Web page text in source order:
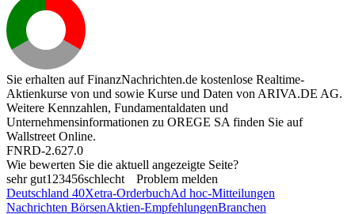
Sie erhalten auf FinanzNachrichten.de kostenlose Realtime-
Aktienkurse von und sowie Kurse und Daten von ARIVA.DE AG.
Weitere Kennzahlen, Fundamentaldaten und
Unternehmensinformationen zu OREGE SA finden Sie auf
Wallstreet Online.
FNRD-2.627.0
Wie bewerten Sie die aktuell angezeigte Seite?
sehr gut1 23456schlecht
Problem melden
Deutschland 40Xetra-OrderbuchAd hoc-Mitteilungen
Nachrichten BörsenAktien-EmpfehlungenBranchen